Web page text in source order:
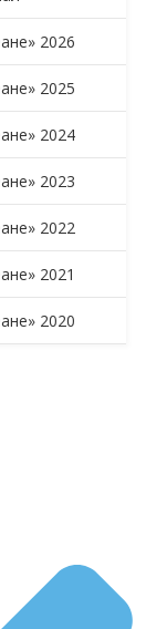
2026
2025
2024
2023
2022
2021
2020